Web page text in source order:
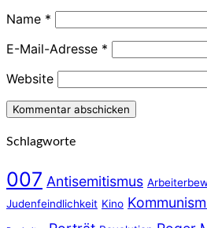
Name *
E-Mail-Adresse *
Website
Schlagworte
007 Antisemitismus
Judenfeindlichkeit Kino